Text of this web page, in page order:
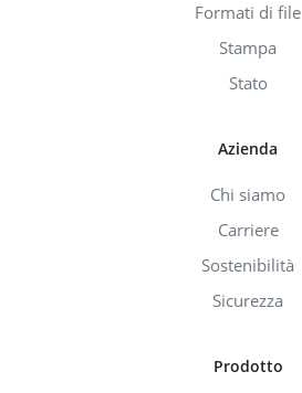
Formati di file
Stampa
Stato
Azienda
Chi siamo
Carriere
Sostenibilità
Sicurezza
Prodotto